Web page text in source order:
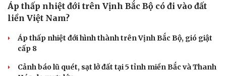
Áp thấp nhiệt đới trên Vịnh Bắc Bộ có đi vào đất
liền Việt Nam?
Áp thấp nhiệt đới hình thành trên Vịnh Bắc Bộ, gió giật
cấp 8
Cảnh báo lũ quét, sạt lở đất tại 5 tỉnh miền Bắc và Thanh